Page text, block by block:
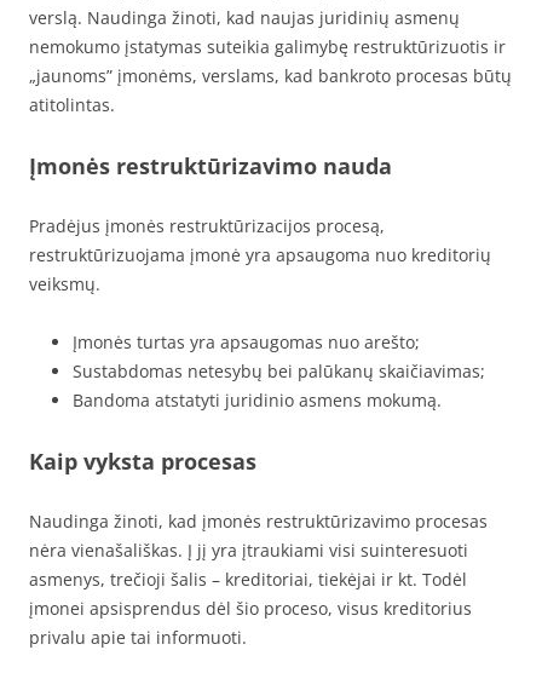
verslą. Naudinga žinoti, kad naujas juridinių asmenų
nemokumo įstatymas suteikia galimybę restruktūrizuotis ir
„jaunoms” įmonėms, verslams, kad bankroto procesas būtų
atitolintas.
Įmonės restruktūrizavimo nauda
Pradėjus įmonės restruktūrizacijos procesą,
restruktūrizuojama įmonė yra apsaugoma nuo kreditorių
veiksmų.
Įmonės turtas yra apsaugomas nuo arešto;
Sustabdomas netesybų bei palūkanų skaičiavimas;
Bandoma atstatyti juridinio asmens mokumą.
Kaip vyksta procesas
Naudinga žinoti, kad įmonės restruktūrizavimo procesas
nėra vienašališkas. Į jį yra įtraukiami visi suinteresuoti
asmenys, trečioji šalis – kreditoriai, tiekėjai ir kt. Todėl
įmonei apsisprendus dėl šio proceso, visus kreditorius
privalu apie tai informuoti.